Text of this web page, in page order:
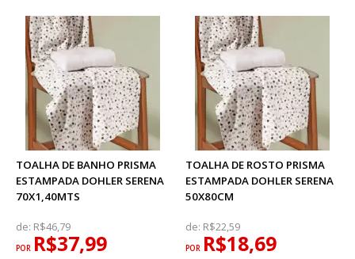
TOALHA DE BANHO PRISMA
ESTAMPADA DOHLER SERENA
70X1,40MTS
de: R$46,79
POR R$37,99
TOALHA DE ROSTO PRISMA
ESTAMPADA DOHLER SERENA
50X80CM
de: R$22,59
POR R$18,69